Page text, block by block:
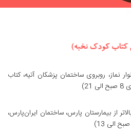
نماز، روبروی ساختمان پزشکان آتیه، کتاب
از بیمارستان پارس، ساختمان ایران‌پارس،